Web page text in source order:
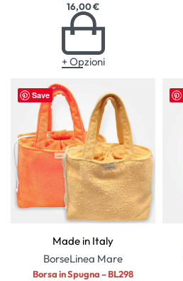
16,00€
+ Opzioni
Save
Made in Italy
BorseLinea Mare
Borsa in Spugna – BL298